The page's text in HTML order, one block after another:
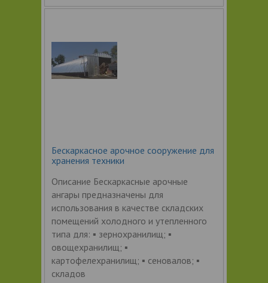
Бескаркасное арочное сооружение для
хранения техники
Описание Бескаркасные арочные
ангары предназначены для
использования в качестве складских
помещений холодного и утепленного
типа для: ▪ зернохранилищ; ▪
овощехранилищ; ▪
картофелехранилищ; ▪ сеновалов; ▪
складов